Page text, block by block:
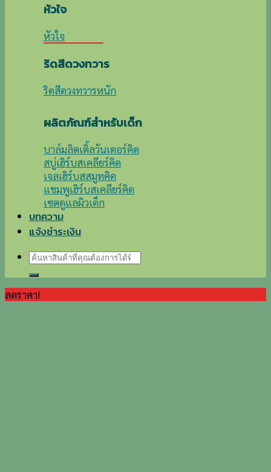
หัวใจ
หัวใจ
ริดสีดวงทวาร
ริดสีดวงทวารหนัก
ผลิตภัณฑ์สำหรับเด็ก
บาล์มลิตเติ้ลวันเดอร์คิด
สบู่เฮิร์บสเคลียร์คิด
เจลเฮิร์บสสมูทคิด
แชมพูเฮิร์บสเคลียร์คิด
เซตดูแลผิวเด็ก
บทความ
แจ้งชำระเงิน
ค้นหา:
ลดราคา!